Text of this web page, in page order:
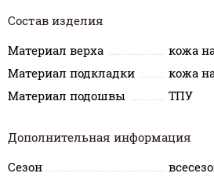
Состав изделия
Материал верха
кожа
Материал подкладки
кожа
Материал подошвы
ТПУ
Дополнительная информация
Сезон